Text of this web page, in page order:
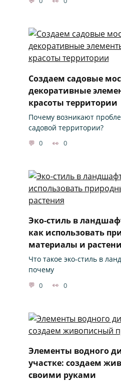
Создаем садовые
декоративные
красоты территории
Почему возникают
садовой территории?
0 0
Эко-стиль в
как использовать
материалы и
Что такое эко-стиль в
почему
0 0
Элементы водного
участке: создаем
своими руками